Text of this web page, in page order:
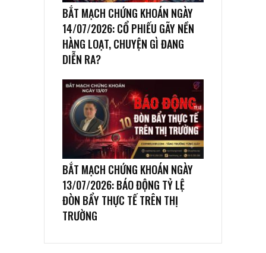
BẮT MẠCH CHỨNG KHOÁN NGÀY
14/07/2026: CỔ PHIẾU GÃY NỀN
HÀNG LOẠT, CHUYỆN GÌ ĐANG
DIỄN RA?
BẮT MẠCH CHỨNG KHOÁN NGÀY
13/07/2026: BÁO ĐỘNG TỶ LỆ
ĐÒN BẨY THỰC TẾ TRÊN THỊ
TRƯỜNG